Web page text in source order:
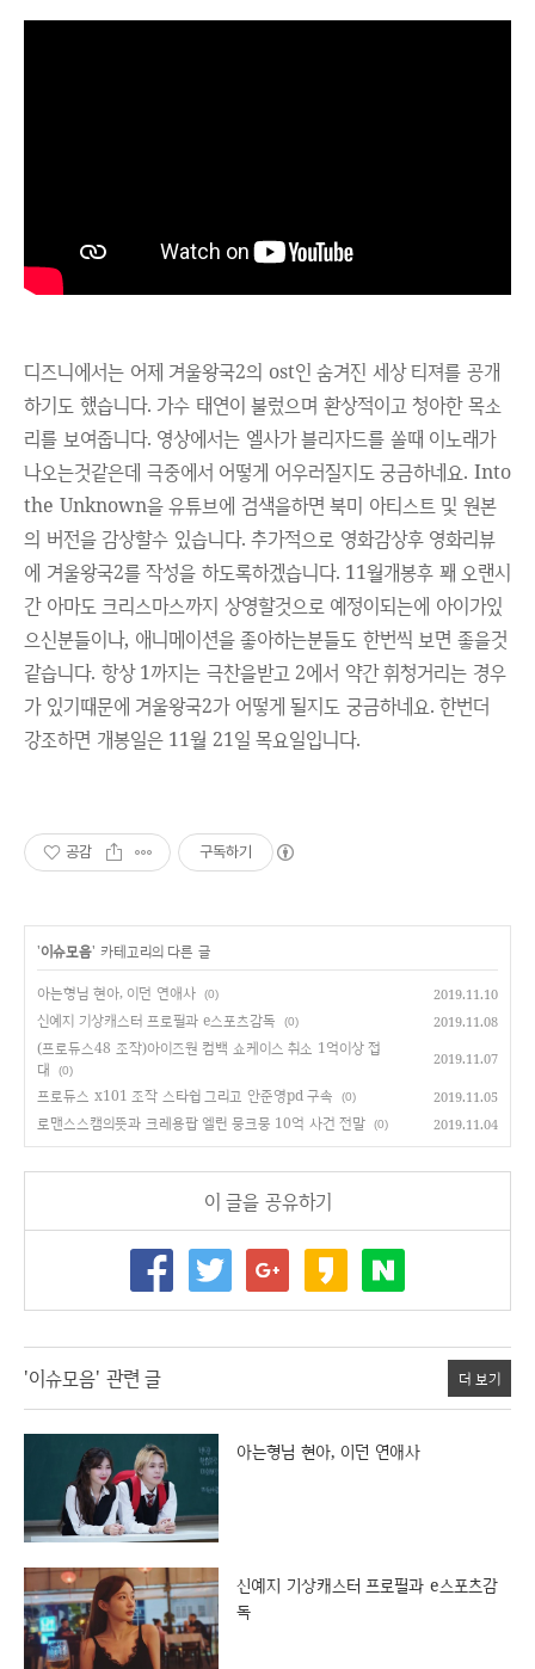
디즈니에서는 어제 겨울왕국2의 ost인 숨겨진 세상 티져를 공개
하기도 했습니다. 가수 태연이 불렀으며 환상적이고 청아한 목소
리를 보여줍니다. 영상에서는 엘사가 블리자드를 쏠때 이노래가
나오는것같은데 극중에서 어떻게 어우러질지도 궁금하네요. Into
the Unknown을 유튜브에 검색을하면 북미 아티스트 및 원본
의 버전을 감상할수 있습니다. 추가적으로 영화감상후 영화리뷰
에 겨울왕국2를 작성을 하도록하겠습니다. 11월개봉후 꽤 오랜시
간 아마도 크리스마스까지 상영할것으로 예정이되는에 아이가있
으신분들이나, 애니메이션을 좋아하는분들도 한번씩 보면 좋을것
같습니다. 항상 1까지는 극찬을받고 2에서 약간 휘청거리는 경우
가 있기때문에 겨울왕국2가 어떻게 될지도 궁금하네요. 한번더
강조하면 개봉일은 11월 21일 목요일입니다.
공감 구독하기
'이슈모음' 카테고리의 다른 글
아는형님 현아, 이던 연애사 (0) 2019.11.10
신예지 기상캐스터 프로필과 e스포츠감독 (0) 2019.11.08
(프로듀스48 조작)아이즈원 컴백 쇼케이스 취소 1억이상 접
대
(0)
2019.11.07
프로듀스 x101 조작 스타쉽 그리고 안준영pd 구속 (0) 2019.11.05
로맨스스캠의뜻과 크레용팝 엘린 뭉크뭉 10억 사건 전말 (0) 2019.11.04
이 글을 공유하기
'이슈모음' 관련 글 더 보기
아는형님 현아, 이던 연애사
신예지 기상캐스터 프로필과 e스포츠감
독